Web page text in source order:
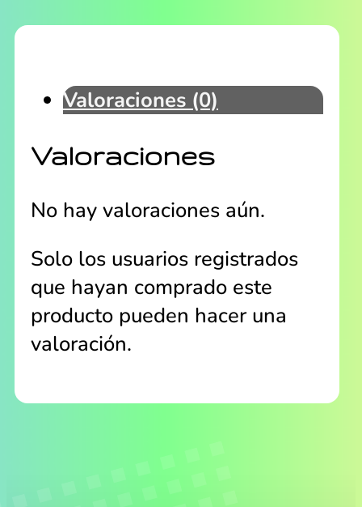
Valoraciones (0)
Valoraciones
No hay valoraciones aún.
Solo los usuarios registrados
que hayan comprado este
producto pueden hacer una
valoración.